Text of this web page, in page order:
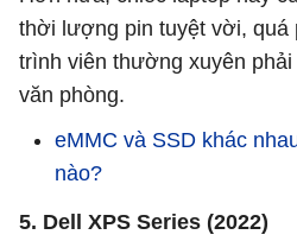
thời lượng pin tuyệt vời, quá
trình viên thường xuyên
văn phòng.
eMMC và SSD khác
nào?
5. Dell XPS Series (2022)